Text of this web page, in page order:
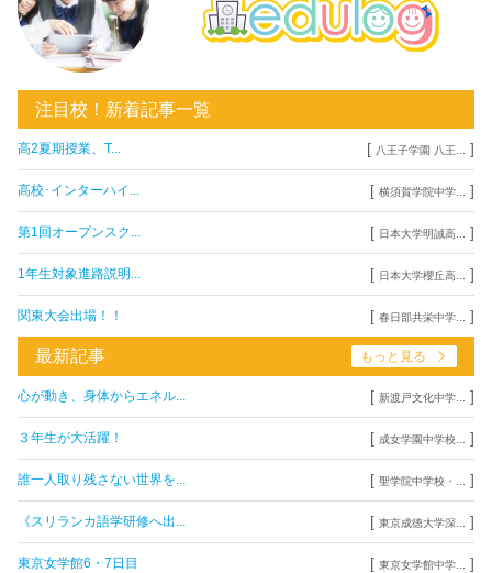
注目校！新着記事一覧
高2夏期授業、T... [ 八王子学園 八王... ]
高校･インターハイ... [ 横須賀学院中学... ]
第1回オープンスク... [ 日本大学明誠高... ]
1年生対象進路説明... [ 日本大学櫻丘高... ]
関東大会出場！！ [ 春日部共栄中学... ]
最新記事 もっと見る
心が動き、身体からエネル... [ 新渡戸文化中学... ]
３年生が大活躍！ [ 成女学園中学校... ]
誰一人取り残さない世界を... [ 聖学院中学校・... ]
《スリランカ語学研修へ出... [ 東京成徳大学深... ]
東京女学館6・7日目 [ 東京女学館中学... ]